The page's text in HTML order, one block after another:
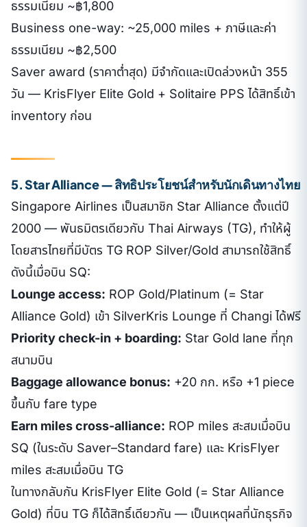
ธรรมเนียม ~฿1,800
Business one-way: ~25,000 miles + ภาษีและค่า
ธรรมเนียม ~฿2,500
Saver award (ราคาต่ำสุด) มีจำกัดและเปิดล่วงหน้า 355
วัน — KrisFlyer Elite Gold + Solitaire PPS ได้สิทธิ์เข้า
inventory ก่อน
5. Star Alliance — สิทธิประโยชน์สำหรับนักเดินทางไทย
Singapore Airlines เป็นสมาชิก Star Alliance ตั้งแต่ปี
2000 — พันธมิตรเดียวกับ Thai Airways (TG), ทำให้ผู้
โดยสารไทยที่มีบัตร TG ROP Silver/Gold สามารถใช้สิทธิ์
ดังนี้เมื่อบิน SQ:
Lounge access: ROP Gold/Platinum (= Star
Alliance Gold) เข้า SilverKris Lounge ที่ Changi ได้ฟรี
Priority check-in + boarding: Star Gold lane ที่ทุก
สนามบิน
Baggage allowance bonus: +20 กก. หรือ +1 piece
ขึ้นกับ fare type
Earn miles cross-alliance: ROP miles สะสมเมื่อบิน
SQ (ในระดับ Saver–Standard fare) และ KrisFlyer
miles สะสมเมื่อบิน TG
ในทางกลับกัน KrisFlyer Elite Gold (= Star Alliance
Gold) ที่บิน TG ก็ได้สิทธิ์เดียวกัน — เป็นเหตุผลที่นักธุรกิจ